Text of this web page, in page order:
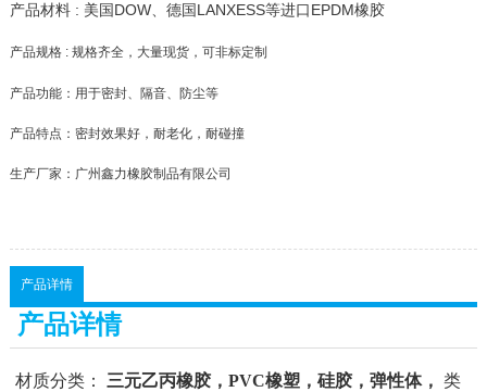
产品材料 : 美国DOW、德国LANXESS等进口EPDM橡胶
产品规格 : 规格齐全，大量现货，可非标定制
产品功能：用于密封、隔音、防尘等
产品特点：密封效果好，耐老化，耐碰撞
生产厂家：广州鑫力橡胶制品有限公司
产品详情
产品详情
材质分类： 三元乙丙橡胶，PVC橡塑，硅胶，弹性体， 类